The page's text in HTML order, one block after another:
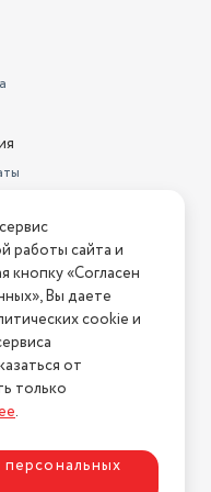
Напишите нам
У нас есть всё!
работы сайта и
кнопку «Согласен
Вы даете
cookie и
от
только
.